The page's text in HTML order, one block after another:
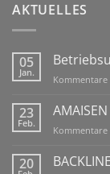
AKTUELLES
05
Jan.
23
Feb.
20